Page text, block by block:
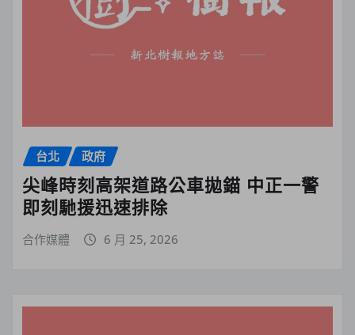
台北 政府
尖峰時刻高架道路公車拋錨 中正一警
即刻馳援迅速排除
合作媒體 6 月 25, 2026